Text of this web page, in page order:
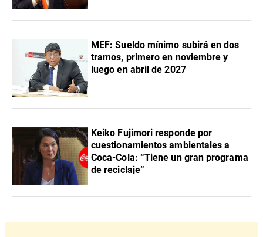
MEF: Sueldo mínimo subirá en dos
tramos, primero en noviembre y
luego en abril de 2027
Keiko Fujimori responde por
cuestionamientos ambientales a
Coca-Cola: “Tiene un gran programa
de reciclaje”